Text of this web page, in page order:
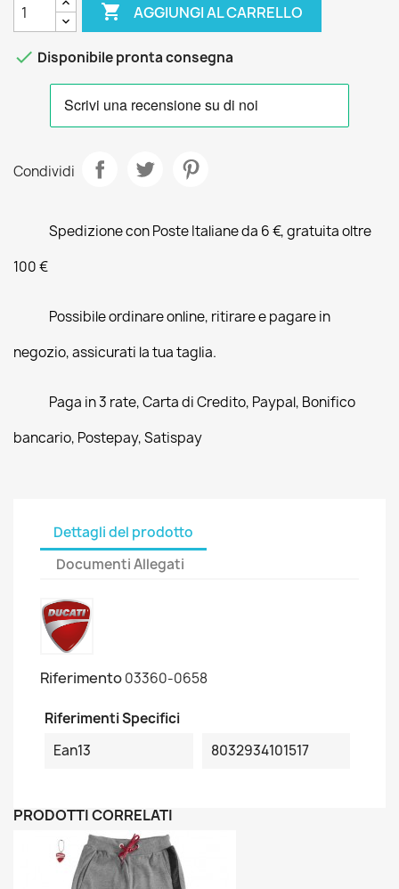
 AGGIUNGI AL CARRELLO
 Disponibile pronta consegna
Condividi
Spedizione con Poste Italiane da 6 €, gratuita oltre
100 €
Possibile ordinare online, ritirare e pagare in
negozio, assicurati la tua taglia.
Paga in 3 rate, Carta di Credito, Paypal, Bonifico
bancario, Postepay, Satispay
Dettagli del prodotto
Documenti Allegati
Riferimento03360-0658
Riferimenti Specifici
Ean13
8032934101517
PRODOTTI CORRELATI